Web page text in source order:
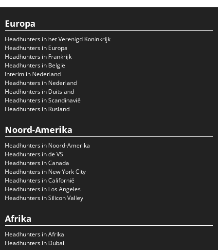
Europa
Headhunters in het Verenigd Koninkrijk
Headhunters in Europa
Headhunters in Frankrijk
Headhunters in België
Interim in Nederland
Headhunters in Nederland
Headhunters in Duitsland
Headhunters in Scandinavië
Headhunters in Rusland
Noord-Amerika
Headhunters in Noord-Amerika
Headhunters in de VS
Headhunters in Canada
Headhunters in New York City
Headhunters in Californië
Headhunters in Los Angeles
Headhunters in Silicon Valley
Afrika
Headhunters in Afrika
Headhunters in Dubai